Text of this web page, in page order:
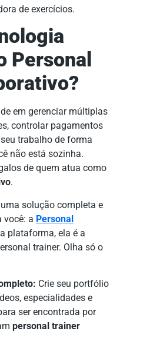
de exercícios.
Personal
em gerenciar múltiplas
controlar pagamentos
trabalho de forma
não está sozinha.
de quem atua como
.
solução completa e
você: a Personal
plataforma, ela é a
trainer. Olha só o
Crie seu portfólio
especialidades e
ser encontrada por
personal trainer